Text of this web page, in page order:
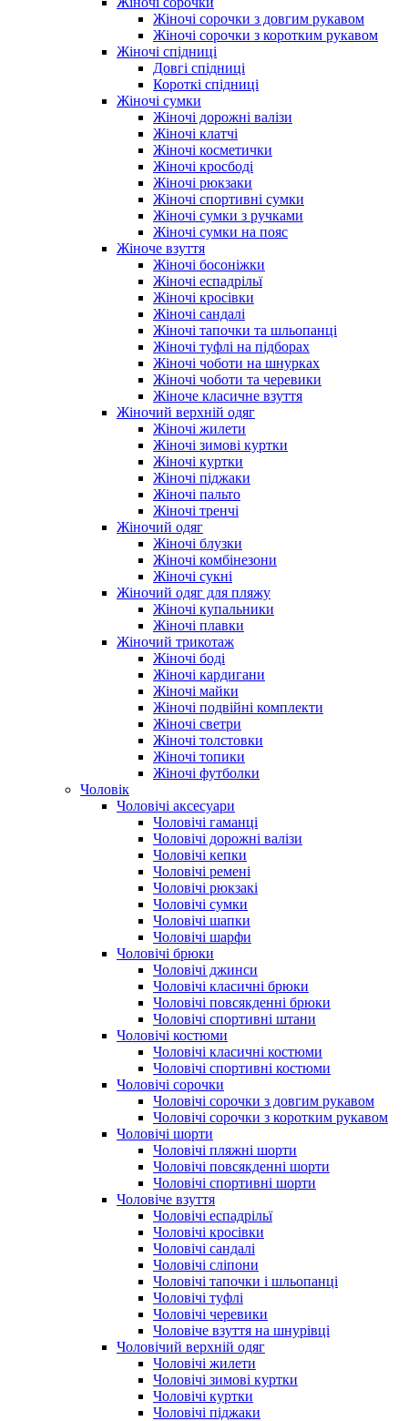
Жіночі сорочки з довгим рукавом
Жіночі сорочки з коротким рукавом
Жіночі спідниці
Довгі спідниці
Короткі спідниці
Жіночі сумки
Жіночі дорожні валізи
Жіночі клатчі
Жіночі косметички
Жіночі кросбоді
Жіночі рюкзаки
Жіночі спортивні сумки
Жіночі сумки з ручками
Жіночі сумки на пояс
Жіноче взуття
Жіночі босоніжки
Жіночі еспадрільї
Жіночі кросівки
Жіночі сандалі
Жіночі тапочки та шльопанці
Жіночі туфлі на підборах
Жіночі чоботи на шнурках
Жіночі чоботи та черевики
Жіноче класичне взуття
Жіночий верхній одяг
Жіночі жилети
Жіночі зимові куртки
Жіночі куртки
Жіночі піджаки
Жіночі пальто
Жіночі тренчі
Жіночий одяг
Жіночі блузки
Жіночі комбінезони
Жіночі сукні
Жіночий одяг для пляжу
Жіночі купальники
Жіночі плавки
Жіночий трикотаж
Жіночі боді
Жіночі кардигани
Жіночі майки
Жіночі подвійні комплекти
Жіночі светри
Жіночі толстовки
Жіночі топики
Жіночі футболки
Чоловік
Чоловічі аксесуари
Чоловічі гаманці
Чоловічі дорожні валізи
Чоловічі кепки
Чоловічі ремені
Чоловічі рюкзакі
Чоловічі сумки
Чоловічі шапки
Чоловічі шарфи
Чоловічі брюки
Чоловічі джинси
Чоловічі класичні брюки
Чоловічі повсякденні брюки
Чоловічі спортивні штани
Чоловічі костюми
Чоловічі класичні костюми
Чоловічі спортивні костюми
Чоловічі сорочки
Чоловічі сорочки з довгим рукавом
Чоловічі сорочки з коротким рукавом
Чоловічі шорти
Чоловічі пляжні шорти
Чоловічі повсякденні шорти
Чоловічі спортивні шорти
Чоловіче взуття
Чоловічі еспадрільї
Чоловічі кросівки
Чоловічі сандалі
Чоловічі сліпони
Чоловічі тапочки і шльопанці
Чоловічі туфлі
Чоловічі черевики
Чоловіче взуття на шнурівці
Чоловічий верхній одяг
Чоловічі жилети
Чоловічі зимові куртки
Чоловічі куртки
Чоловічі піджаки